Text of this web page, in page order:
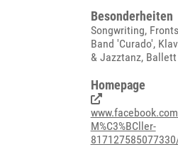
Besonderheiten
Songwriting,
Band 'Curado',
& Jazztanz, Ballett
Homepage
M%C3%BCller-